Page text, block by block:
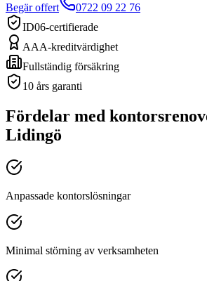
Begär offert
0722 09 22 76
ID06-certifierade
AAA-kreditvärdighet
Fullständig försäkring
10 års garanti
Fördelar med
Lidingö
Anpassade kontorslösningar
Minimal störning av verksamheten